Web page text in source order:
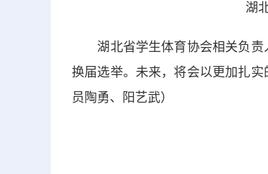
湖
湖北省学生体育协会相关负责
换届选举。未来，将会以更加扎
员陶勇、阳艺武）